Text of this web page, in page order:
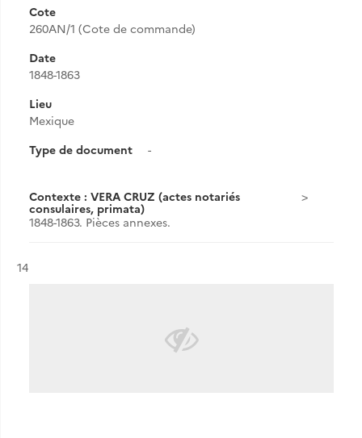
Cote
260AN/1 (Cote de commande)
Date
1848-1863
Lieu
Mexique
Type de document
-
Contexte : VERA CRUZ (actes notariés
consulaires, primata)
1848-1863. Pièces annexes.
Résultat n°
14